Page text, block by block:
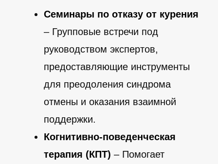
Семинары по отказу от курения
– Групповые встречи под
руководством экспертов,
предоставляющие инструменты
для преодоления синдрома
отмены и оказания взаимной
поддержки.
Когнитивно-поведенческая
терапия (КПТ) – Помогает